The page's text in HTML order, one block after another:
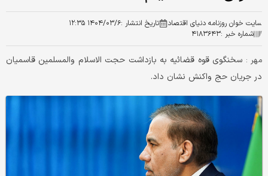
سایت خوان روزنامه دنیای اقتصاد تاریخ انتشار :۱۴۰۴/۰۳/۶ ۱۲:۳۵
شماره خبر :۴۱۸۳۶۴۳
مهر : سخنگوی قوه قضائیه به بازداشت حجت الاسلام والمسلمین قاسمیان
در جریان حج واکنش نشان داد.